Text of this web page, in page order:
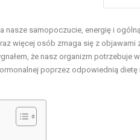
nasze samopoczucie, energię i
więcej osób zmaga się z objawami
że nasz organizm potrzebuje
poprzez odpowiednią dietę